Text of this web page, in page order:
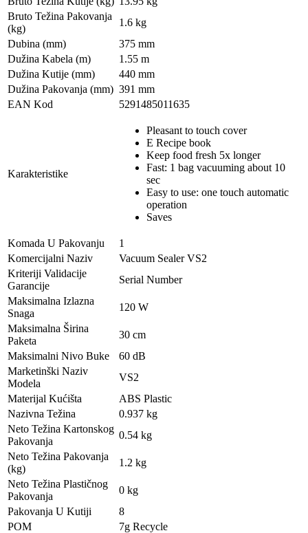
Bruto Težina Pakovanja
(kg)
1.6 kg
Dubina (mm)
375 mm
Dužina Kabela (m)
1.55 m
Dužina Kutije (mm)
440 mm
Dužina Pakovanja (mm) 391 mm
EAN Kod
5291485011635
Karakteristike
Pleasant to touch cover
E Recipe book
Keep food fresh 5x longer
Fast: 1 bag vacuuming about 10
sec
Easy to use: one touch automatic
operation
Saves
Komada U Pakovanju
1
Komercijalni Naziv
Vacuum Sealer VS2
Kriteriji Validacije
Garancije
Serial Number
Maksimalna Izlazna
Snaga
120 W
Maksimalna Širina
Paketa
30 cm
Maksimalni Nivo Buke
60 dB
Marketinški Naziv
Modela
VS2
Materijal Kućišta
ABS Plastic
Nazivna Težina
0.937 kg
Neto Težina Kartonskog
Pakovanja
0.54 kg
Neto Težina Pakovanja
(kg)
1.2 kg
Neto Težina Plastičnog
Pakovanja
0 kg
Pakovanja U Kutiji
8
POM
7g Recycle